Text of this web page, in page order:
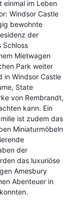
einmal im Leben
Windsor Castle
bewohnte
der
Schloss
Mietwagen
Park weiter
in Windsor Castle
State
von Rembrandt,
kann. Ein
ist zudem das
Miniaturmöbeln
der
das luxuriöse
Amesbury
Abenteuer in